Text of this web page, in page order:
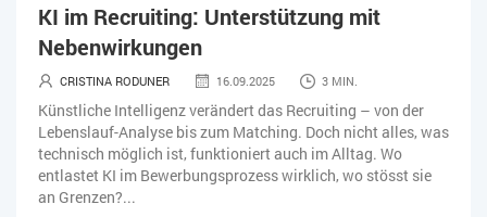
KI im Recruiting: Unterstützung mit
Nebenwirkungen
CRISTINA RODUNER 16.09.2025 3 MIN.
Künstliche Intelligenz verändert das Recruiting – von der
Lebenslauf-Analyse bis zum Matching. Doch nicht alles, was
technisch möglich ist, funktioniert auch im Alltag. Wo
entlastet KI im Bewerbungsprozess wirklich, wo stösst sie
an Grenzen?...